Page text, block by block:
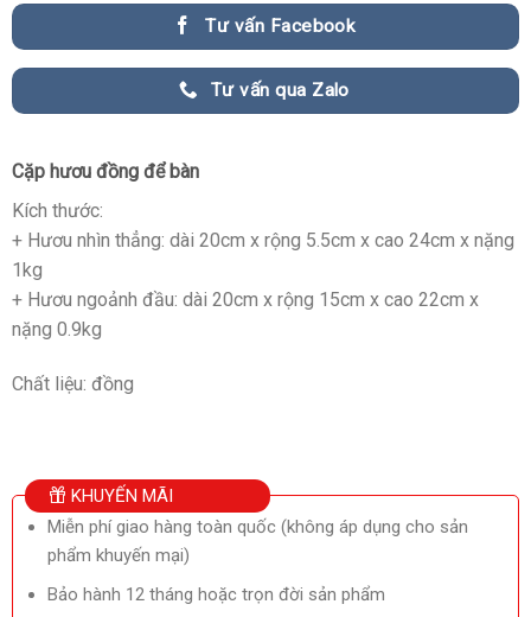
Tư vấn Facebook
Tư vấn qua Zalo
Cặp hươu đồng để bàn
Kích thước:
+ Hươu nhìn thẳng: dài 20cm x rộng 5.5cm x cao 24cm x nặng
1kg
+ Hươu ngoảnh đầu: dài 20cm x rộng 15cm x cao 22cm x
nặng 0.9kg
Chất liệu: đồng
KHUYẾN MÃI
Miễn phí giao hàng toàn quốc (không áp dụng cho sản
phẩm khuyến mại)
Bảo hành 12 tháng hoặc trọn đời sản phẩm